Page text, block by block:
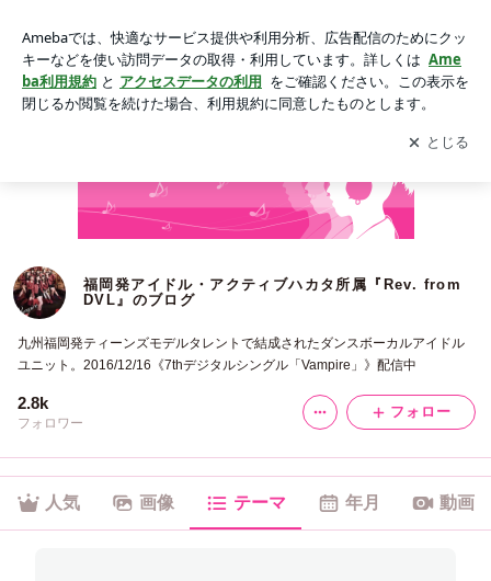
ブログ
アプリをダウンロードして ブログの更新通知
を受け取りまし
ょう。
開く
福岡発アイドル・アクティブハカタ所属『Rev. from
DVL』のブログ
九州福岡発ティーンズモデルタレントで結成されたダンスボーカルアイドル
ユニット。2016/12/16《7thデジタルシングル「Vampire」》配信中
2.8k
フォロワー
フォロー
人気 画像 テーマ 年月 動画